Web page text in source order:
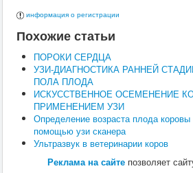
Диагностика
Заразные заболевания
Инфекционные
Инвазионные
Кормление
Поведение
Воспроизводство
Птицы
Ветеринария
Анатомия и физиология
Разведение
Воспроизводство
информация о регистрации
Похожие статьи
ПОРОКИ СЕРДЦА
УЗИ-ДИАГНОСТИКА РАННЕЙ
ПОЛА ПЛОДА
ИСКУССТВЕННОЕ ОСЕМЕНЕНИЕ
ПРИМЕНЕНИЕМ УЗИ
Определение возраста плода коровы
помощью узи сканера
Ультразвук в ветеринарии коров
Реклама на сайтепозволяет